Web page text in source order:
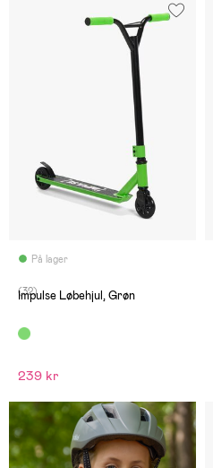
På lager
(32)
Impulse Løbehjul, Grøn
239 kr